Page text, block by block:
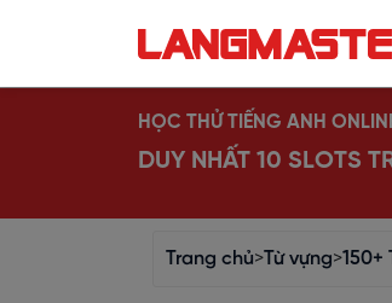
HỌC THỬ TIẾNG ANH
DUY NHẤT 10 SLOTS
Trang chủ>Từ vựng>150+